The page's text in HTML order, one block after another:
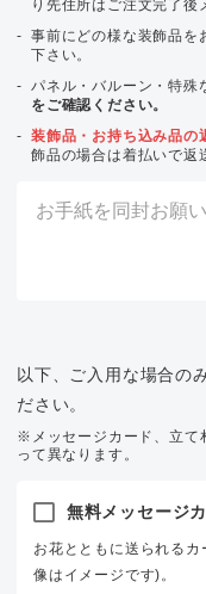
り先住所はご注文完了後
事前にどの様な装飾品を
下さい。
パネル・バルーン・特殊
をご確認ください。
装飾品・お持ち込み品の
飾品の場合は着払いで返
以下、ご入用な場合の
ださい。
※メッセージカード、立て
って異なります。
無料メッセージ
お花とともに送られるカ
像はイメージです)。